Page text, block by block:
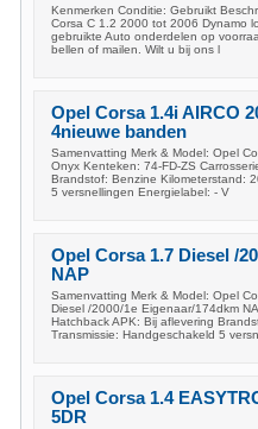
Kenmerken Conditie: Gebruikt
Corsa C 1.2 2000 tot 2006 Dynamo
gebruikte Auto onderdelen op
bellen of mailen. Wilt u bij ons l
Opel Corsa 1.4i AIRCO
4nieuwe banden
Samenvatting Merk & Model: Opel
Onyx Kenteken: 74-FD-ZS
Brandstof: Benzine Kilometerstand:
5 versnellingen Energielabel: - V
Opel Corsa 1.7 Diesel /
NAP
Samenvatting Merk & Model: Opel
Diesel /2000/1e Eigenaar/174dkm
Hatchback APK: Bij aflevering
Transmissie: Handgeschakeld 5
Opel Corsa 1.4
5DR